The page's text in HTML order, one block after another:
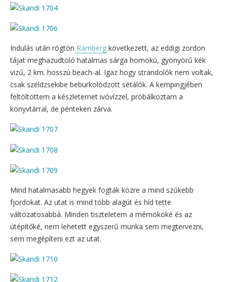
Indulás után rögtön Ramberg következett, az eddigi zordon
tájat meghazudtoló hatalmas sárga homokú, gyönyörű kék
vizű, 2 km. hosszú beach-al. Igaz hogy strandolók nem voltak,
csak széldzsekibe beburkolódzott sétálók. A kempingjében
feltöltöttem a készletemet ivóvízzel, próbálkoztam a
könyvtárral, de pénteken zárva.
Mind hatalmasabb hegyek fogták közre a mind szűkebb
fjordokat. Az utat is mind több alagút és híd tette
változatosabbá. Minden tiszteletem a mérnököké és az
útépítőké, nem lehetett egyszerű munka sem megtervezni,
sem megépíteni ezt az utat.